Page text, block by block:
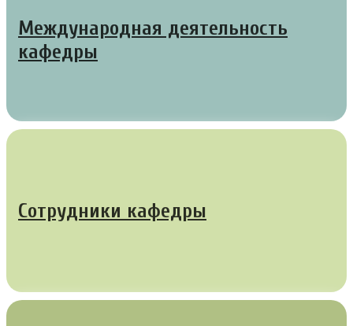
Международная деятельность
кафедры
Сотрудники кафедры